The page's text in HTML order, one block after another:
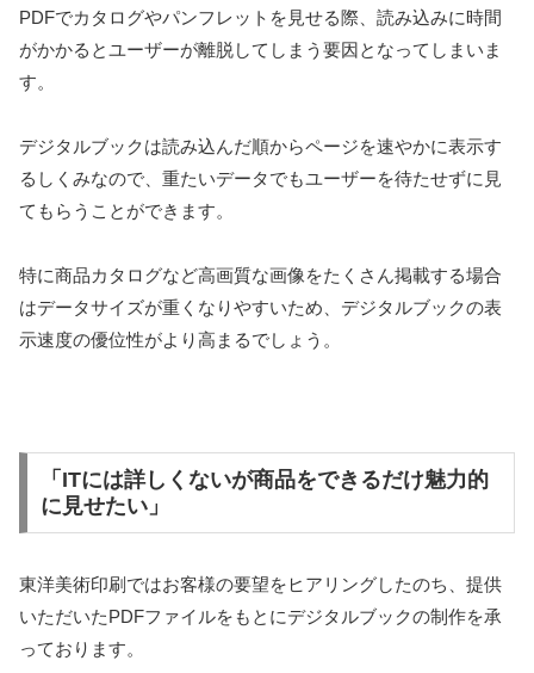
PDFでカタログやパンフレットを見せる際、読み込みに時間
がかかるとユーザーが離脱してしまう要因となってしまいま
す。
デジタルブックは読み込んだ順からページを速やかに表示す
るしくみなので、重たいデータでもユーザーを待たせずに見
てもらうことができます。
特に商品カタログなど高画質な画像をたくさん掲載する場合
はデータサイズが重くなりやすいため、デジタルブックの表
示速度の優位性がより高まるでしょう。
「ITには詳しくないが商品をできるだけ魅力的
に見せたい」
東洋美術印刷ではお客様の要望をヒアリングしたのち、提供
いただいたPDFファイルをもとにデジタルブックの制作を承
っております。